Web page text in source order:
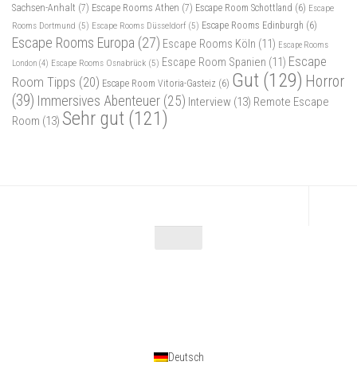
Sachsen-Anhalt (7) Escape Rooms Athen (7) Escape Room Schottland (6) Escape
Rooms Dortmund (5) Escape Rooms Düsseldorf (5) Escape Rooms Edinburgh (6)
Escape Rooms Europa (27) Escape Rooms Köln (11) Escape Rooms
London (4) Escape Rooms Osnabrück (5) Escape Room Spanien (11) Escape
Room Tipps (20) Escape Room Vitoria-Gasteiz (6) Gut (129) Horror
(39) Immersives Abenteuer (25) Interview (13) Remote Escape
Room (13) Sehr gut (121)
Deutsch